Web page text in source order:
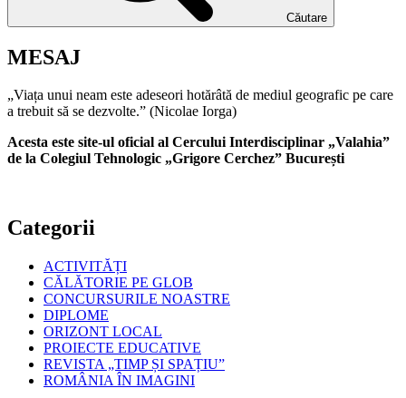
Căutare
MESAJ
„Viața unui neam este adeseori hotărâtă de mediul geografic pe care
a trebuit să se dezvolte.” (Nicolae Iorga)
Acesta este site-ul oficial al Cercului Interdisciplinar „Valahia”
de la Colegiul Tehnologic „Grigore Cerchez” București
Categorii
ACTIVITĂȚI
CĂLĂTORIE PE GLOB
CONCURSURILE NOASTRE
DIPLOME
ORIZONT LOCAL
PROIECTE EDUCATIVE
REVISTA „TIMP ȘI SPAȚIU”
ROMÂNIA ÎN IMAGINI